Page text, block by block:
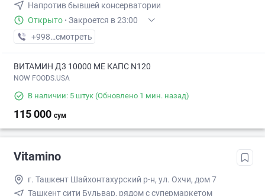
Напротив бывшей консерватории
Открыто · Закроется в 23:00
+998 (95) XXX-XX-XX
смотреть
ВИТАМИН Д3 10000 МЕ КАПС N120
NOW FOODS.USA
В наличии: 5 штук (Обновлено 1 мин. назад)
115 000 сум
Vitamino
г. Ташкент Шайхонтахурский р-н, ул. Охчи, дом 7
Ташкент сити Бульвар, рядом с супермаркетом